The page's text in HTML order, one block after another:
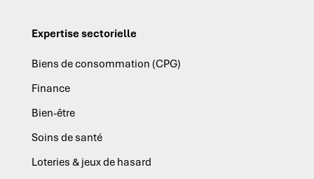
Expertise sectorielle
Biens de consommation (CPG)
Finance
Bien-être
Soins de santé
Loteries & jeux de hasard